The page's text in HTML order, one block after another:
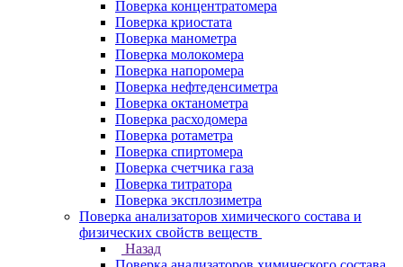
Поверка концентратомера
Поверка криостата
Поверка манометра
Поверка молокомера
Поверка напоромера
Поверка нефтеденсиметра
Поверка октанометра
Поверка расходомера
Поверка ротаметра
Поверка спиртомера
Поверка счетчика газа
Поверка титратора
Поверка эксплозиметра
Поверка анализаторов химического состава и
физических свойств веществ
Назад